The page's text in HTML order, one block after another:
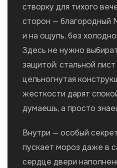
створку для тихого
сторон — благородный
и на ощупь, без
Здесь не нужно
защитой: стальной
цельногнутая
жесткости дарят
думаешь, а просто
Внутри — особый
пускает мороз даже в
сердце двери